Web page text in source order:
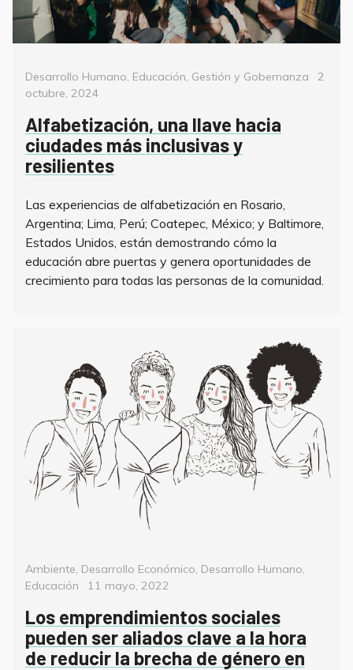
Categorías
Desarrollo Humano, Educación, Gestión y Gobernanza
Posted
2
octubre, 2024
Alfabetización, una llave hacia
ciudades más inclusivas y
resilientes
Las experiencias de alfabetización en Rosario,
Argentina; Lima, Perú; Coatepec, México; y Baltimore,
Estados Unidos, están demostrando cómo la
educación abre puertas y genera oportunidades de
crecimiento para todas las personas de la comunidad.
Categorías
Ambiente, Desarrollo Económico, Desarrollo Humano,
Educación
Posted
11 mayo, 2022
Los emprendimientos sociales
pueden ser aliados clave a la hora
de reducir la brecha de género en